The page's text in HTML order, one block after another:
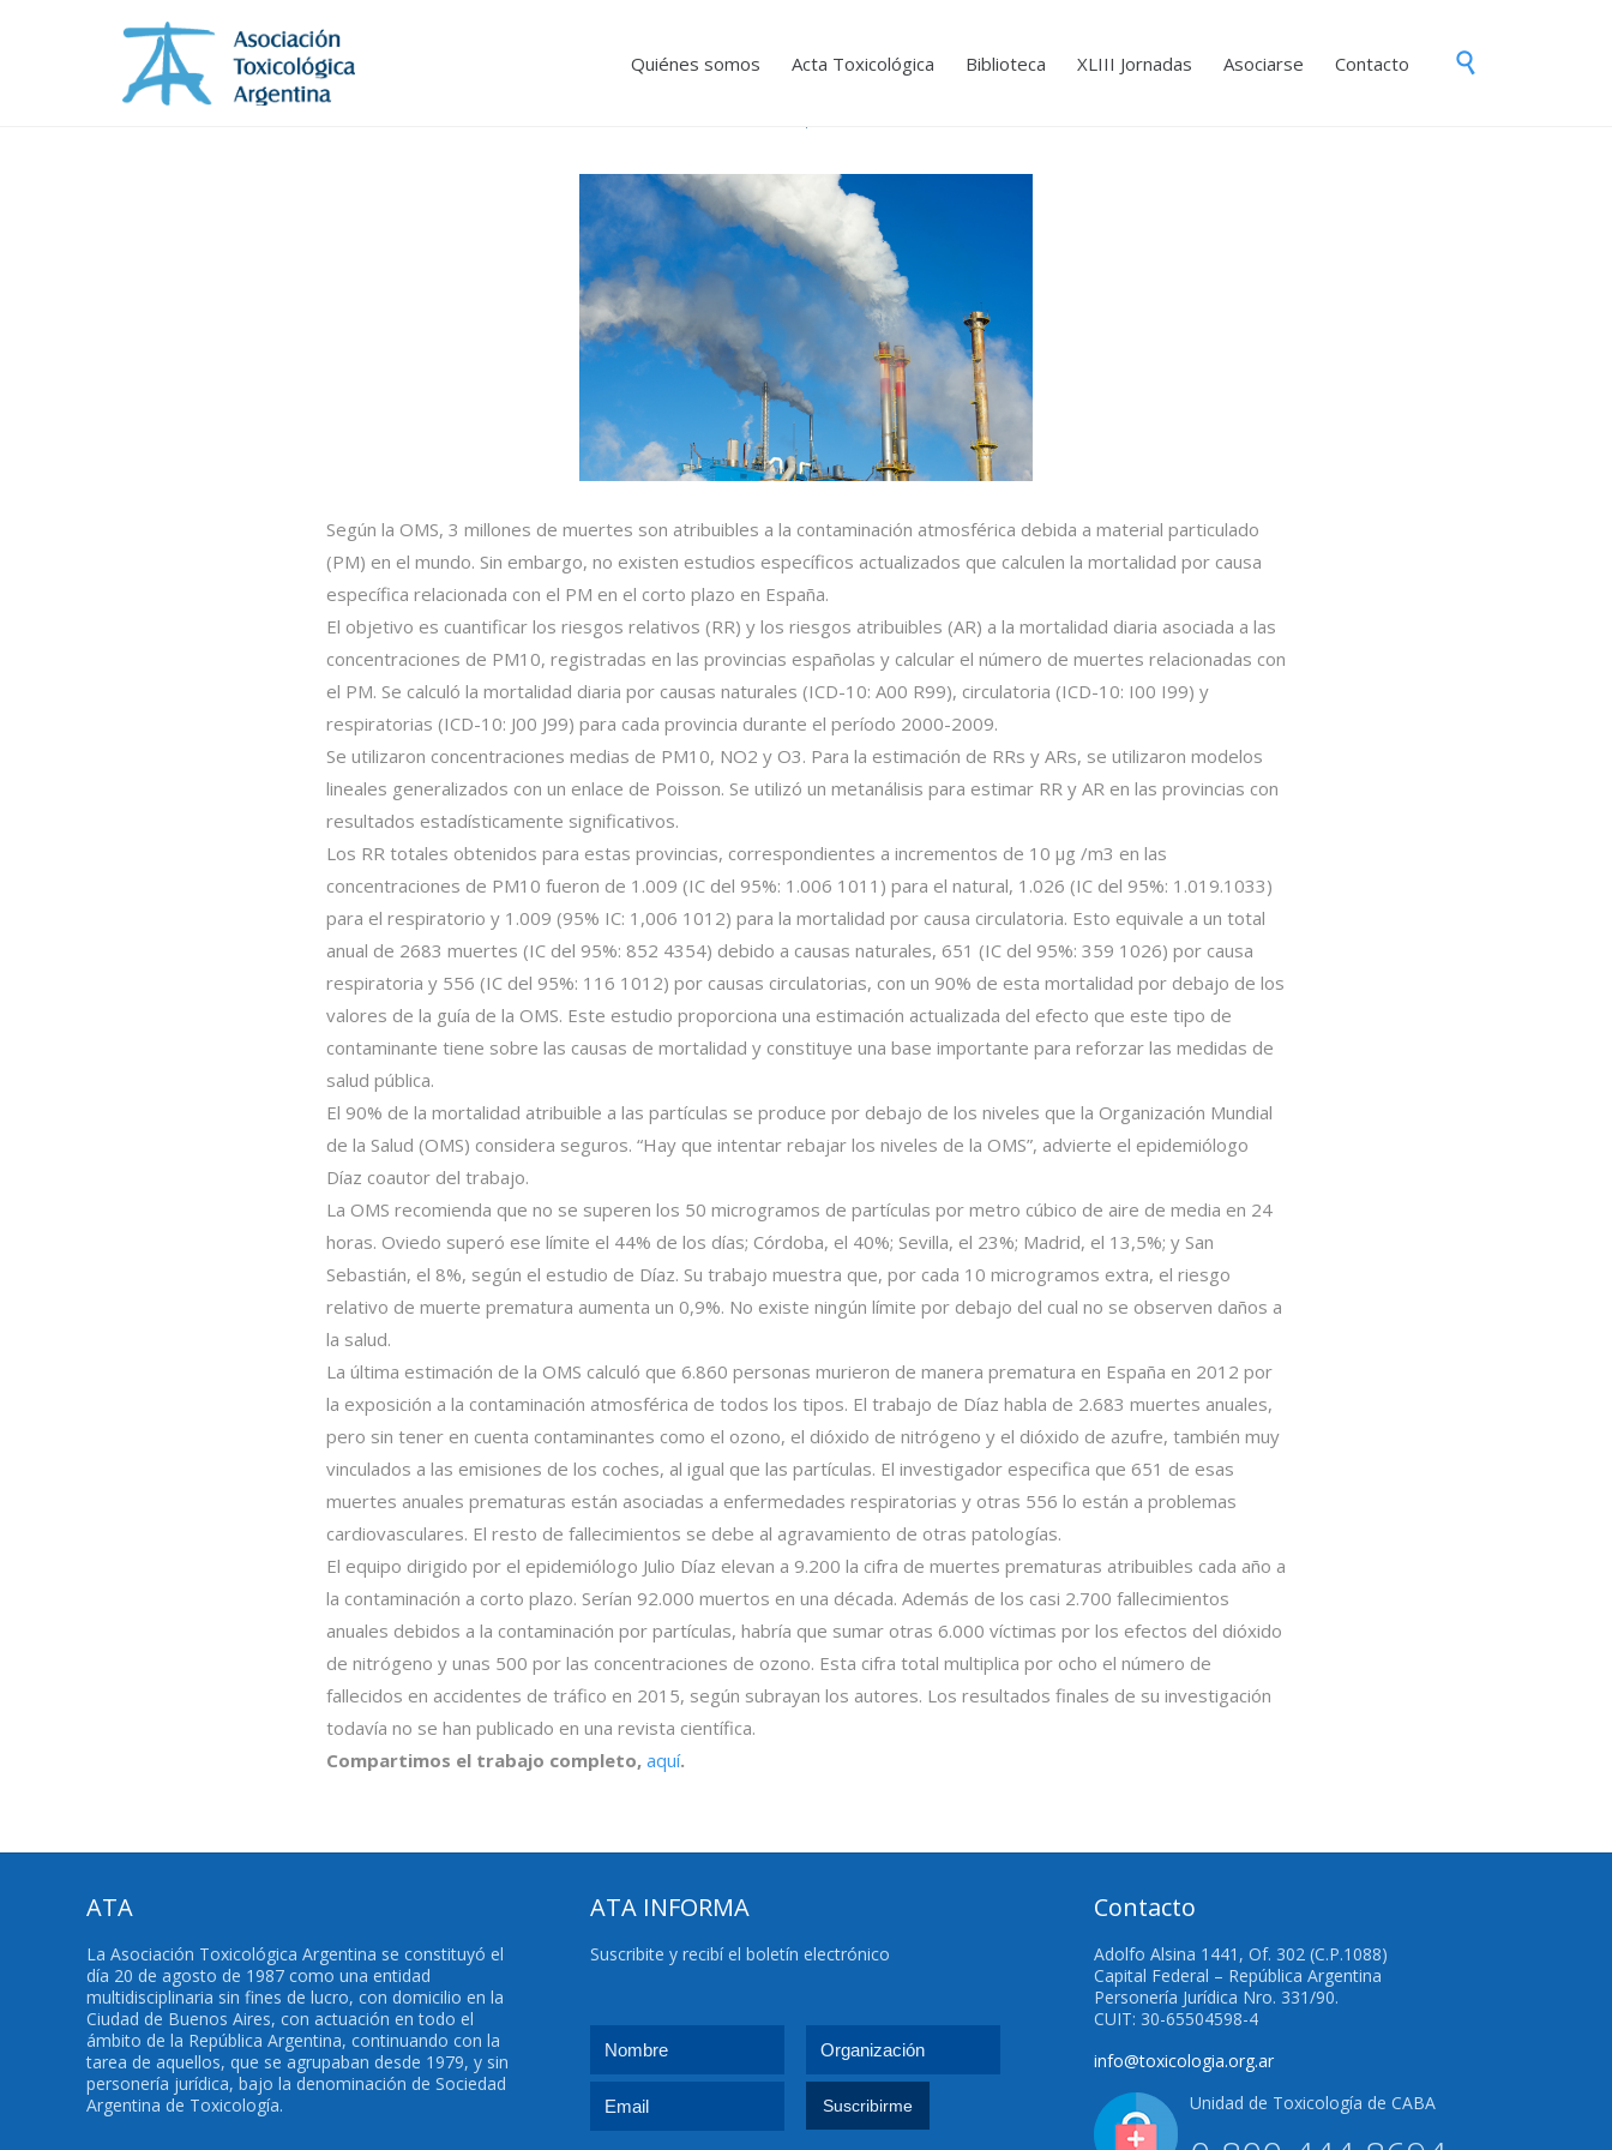
Skip
Quiénes somos Acta Toxicológica Biblioteca XLIII Jornadas Asociarse Contacto 
Según la OMS, 3 millones de muertes son atribuibles a la contaminación atmosférica debida a material particulado
(PM) en el mundo. Sin embargo, no existen estudios específicos actualizados que calculen la mortalidad por causa
específica relacionada con el PM en el corto plazo en España.
El objetivo es cuantificar los riesgos relativos (RR) y los riesgos atribuibles (AR) a la mortalidad diaria asociada a las
concentraciones de PM10, registradas en las provincias españolas y calcular el número de muertes relacionadas con
el PM. Se calculó la mortalidad diaria por causas naturales (ICD-10: A00 R99), circulatoria (ICD-10: I00 I99) y
respiratorias (ICD-10: J00 J99) para cada provincia durante el período 2000-2009.
Se utilizaron concentraciones medias de PM10, NO2 y O3. Para la estimación de RRs y ARs, se utilizaron modelos
lineales generalizados con un enlace de Poisson. Se utilizó un metanálisis para estimar RR y AR en las provincias con
resultados estadísticamente significativos.
Los RR totales obtenidos para estas provincias, correspondientes a incrementos de 10 μg /m3 en las
concentraciones de PM10 fueron de 1.009 (IC del 95%: 1.006 1011) para el natural, 1.026 (IC del 95%: 1.019.1033)
para el respiratorio y 1.009 (95% IC: 1,006 1012) para la mortalidad por causa circulatoria. Esto equivale a un total
anual de 2683 muertes (IC del 95%: 852 4354) debido a causas naturales, 651 (IC del 95%: 359 1026) por causa
respiratoria y 556 (IC del 95%: 116 1012) por causas circulatorias, con un 90% de esta mortalidad por debajo de los
valores de la guía de la OMS. Este estudio proporciona una estimación actualizada del efecto que este tipo de
contaminante tiene sobre las causas de mortalidad y constituye una base importante para reforzar las medidas de
salud pública.
El 90% de la mortalidad atribuible a las partículas se produce por debajo de los niveles que la Organización Mundial
de la Salud (OMS) considera seguros. “Hay que intentar rebajar los niveles de la OMS”, advierte el epidemiólogo
Díaz coautor del trabajo.
La OMS recomienda que no se superen los 50 microgramos de partículas por metro cúbico de aire de media en 24
horas. Oviedo superó ese límite el 44% de los días; Córdoba, el 40%; Sevilla, el 23%; Madrid, el 13,5%; y San
Sebastián, el 8%, según el estudio de Díaz. Su trabajo muestra que, por cada 10 microgramos extra, el riesgo
relativo de muerte prematura aumenta un 0,9%. No existe ningún límite por debajo del cual no se observen daños a
la salud.
La última estimación de la OMS calculó que 6.860 personas murieron de manera prematura en España en 2012 por
la exposición a la contaminación atmosférica de todos los tipos. El trabajo de Díaz habla de 2.683 muertes anuales,
pero sin tener en cuenta contaminantes como el ozono, el dióxido de nitrógeno y el dióxido de azufre, también muy
vinculados a las emisiones de los coches, al igual que las partículas. El investigador especifica que 651 de esas
muertes anuales prematuras están asociadas a enfermedades respiratorias y otras 556 lo están a problemas
cardiovasculares. El resto de fallecimientos se debe al agravamiento de otras patologías.
El equipo dirigido por el epidemiólogo Julio Díaz elevan a 9.200 la cifra de muertes prematuras atribuibles cada año a
la contaminación a corto plazo. Serían 92.000 muertos en una década. Además de los casi 2.700 fallecimientos
anuales debidos a la contaminación por partículas, habría que sumar otras 6.000 víctimas por los efectos del dióxido
de nitrógeno y unas 500 por las concentraciones de ozono. Esta cifra total multiplica por ocho el número de
fallecidos en accidentes de tráfico en 2015, según subrayan los autores. Los resultados finales de su investigación
todavía no se han publicado en una revista científica.
Compartimos el trabajo completo, aquí.
ATA
La Asociación Toxicológica Argentina se constituyó el
día 20 de agosto de 1987 como una entidad
multidisciplinaria sin fines de lucro, con domicilio en la
Ciudad de Buenos Aires, con actuación en todo el
ámbito de la República Argentina, continuando con la
tarea de aquellos, que se agrupaban desde 1979, y sin
personería jurídica, bajo la denominación de Sociedad
Argentina de Toxicología.
ATA INFORMA
Suscribite y recibí el boletín electrónico
Contacto
Adolfo Alsina 1441, Of. 302 (C.P.1088)
Capital Federal – República Argentina
Personería Jurídica Nro. 331/90.
CUIT: 30-65504598-4
info@toxicologia.org.ar
Unidad de Toxicología de CABA